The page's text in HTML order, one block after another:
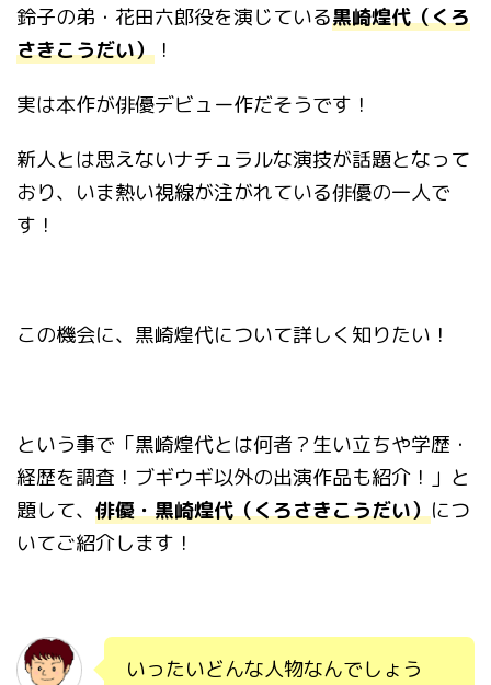
鈴子の弟・花田六郎役を演じている黒崎煌代（くろ
さきこうだい） ！
実は本作が俳優デビュー作だそうです！
新人とは思えないナチュラルな演技が話題となって
おり、いま熱い視線が注がれている俳優の一人で
す！
この機会に、黒崎煌代について詳しく知りたい！
という事で「黒崎煌代とは何者？生い立ちや学歴・
経歴を調査！ブギウギ以外の出演作品も紹介！」と
題して、 俳優・黒崎煌代（くろさきこうだい）につ
いてご紹介します！
いったいどんな人物なんでしょう